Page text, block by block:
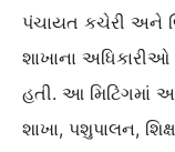
પંચાયત કચેરી અને
શાખાના
હતી. આ મિટિંગમાં
શાખા, પશુપાલન,